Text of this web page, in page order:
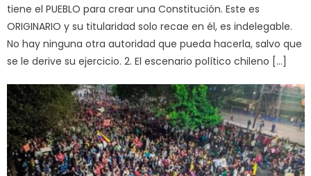
tiene el PUEBLO para crear una Constitución. Este es
ORIGINARIO y su titularidad solo recae en él, es indelegable.
No hay ninguna otra autoridad que pueda hacerla, salvo que
se le derive su ejercicio. 2. El escenario político chileno […]